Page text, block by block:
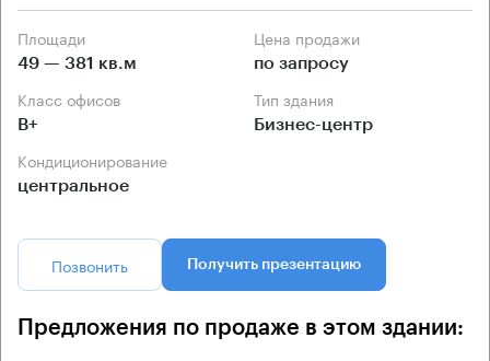
Площади
49 — 381 кв.м
Цена продажи
по запросу
Класс офисов
B+
Тип здания
Бизнес-центр
Кондиционирование
центральное
Позвонить Получить презентацию
Предложения по продаже в этом здании: